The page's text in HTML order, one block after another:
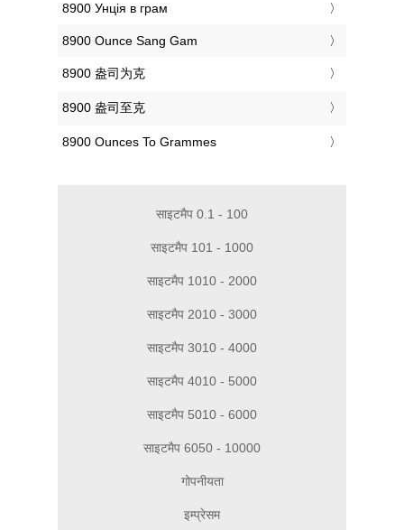
‎8900 Унція в грам
‎8900 Ounce Sang Gam
‎8900 盎司为克
‎8900 盎司至克
‎8900 Ounces To Grammes
साइटमैप 0.1 - 100
साइटमैप 101 - 1000
साइटमैप 1010 - 2000
साइटमैप 2010 - 3000
साइटमैप 3010 - 4000
साइटमैप 4010 - 5000
साइटमैप 5010 - 6000
साइटमैप 6050 - 10000
गोपनीयता
इम्प्रेसम